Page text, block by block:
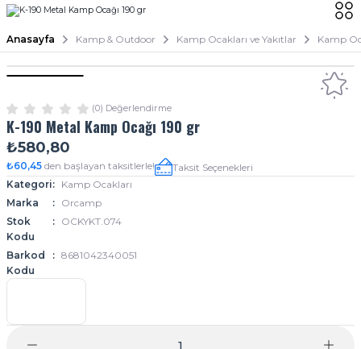
Anasayfa Kamp & Outdoor Kamp Ocakları ve Yakıtlar Kamp
(0) Değerlendirme
K-190 Metal Kamp Ocağı 190 gr
₺580,80
₺60,45 den başlayan taksitlerle!
Taksit Seçenekleri
Kategori
Kamp Ocakları
Marka
Orcamp
Stok
Kodu
OCKYKT.074
Barkod
Kodu
8681042340051